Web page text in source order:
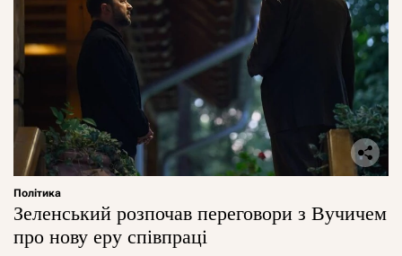
Політика
Зеленський розпочав переговори з Вучичем
про нову еру співпраці